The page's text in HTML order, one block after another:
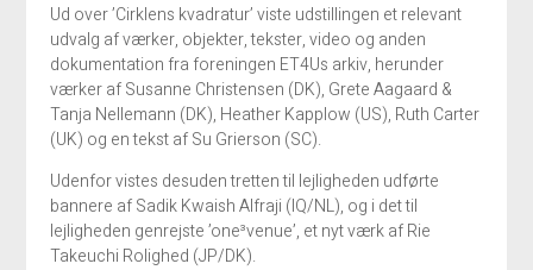
Ud over ’Cirklens kvadratur’ viste udstillingen et relevant
udvalg af værker, objekter, tekster, video og anden
dokumentation fra foreningen ET4Us arkiv, herunder
værker af Susanne Christensen (DK), Grete Aagaard &
Tanja Nellemann (DK), Heather Kapplow (US), Ruth Carter
(UK) og en tekst af Su Grierson (SC).
Udenfor vistes desuden tretten til lejligheden udførte
bannere af Sadik Kwaish Alfraji (IQ/NL), og i det til
lejligheden genrejste ’one³venue’, et nyt værk af Rie
Takeuchi Rolighed (JP/DK).